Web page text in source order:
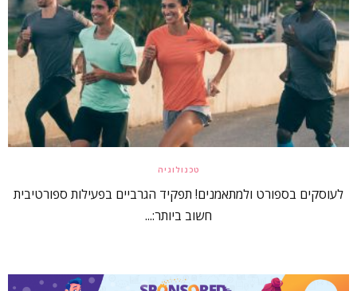
טכנולוגיה
לעוסקים בספורט ולמתאמנים! תפקיד הגרביים בפעילות ספורטיבית
חשוב ביותר:...